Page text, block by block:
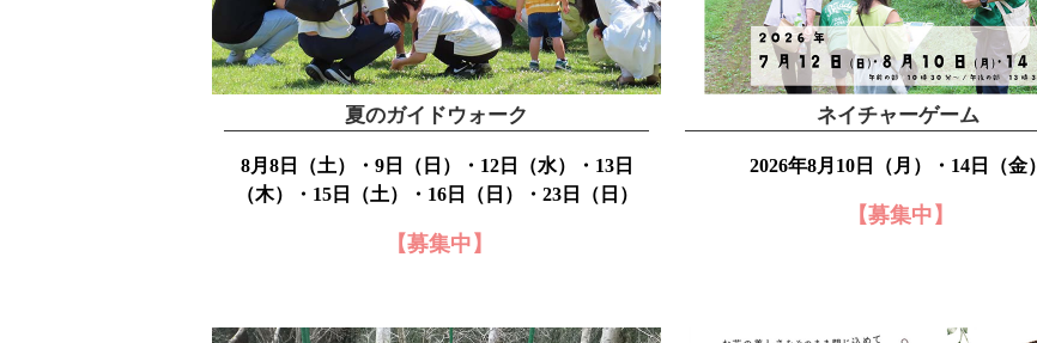
夏のガイドウォーク
8月8日（土）・9日（日）・12日（水）・13日
（木）・15日（土）・16日（日）・23日（日）
【募集中】
ネイチャーゲーム
2026年8月10日（月）・14日（金）
【募集中】